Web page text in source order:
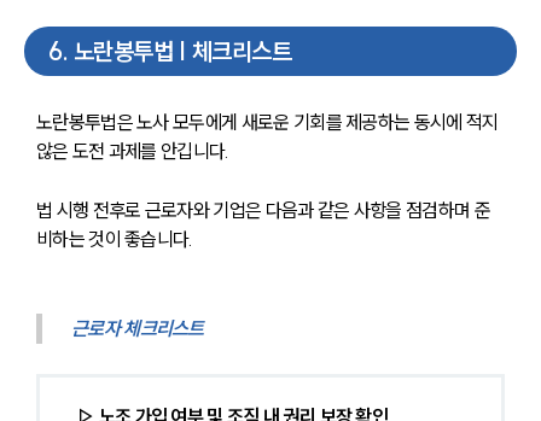
6. 노란봉투법 | 체크리스트
노란봉투법은 노사 모두에게 새로운 기회를 제공하는 동시에 적지
않은 도전 과제를 안깁니다.
법 시행 전후로 근로자와 기업은 다음과 같은 사항을 점검하며 준
비하는 것이 좋습니다.
근로자 체크리스트